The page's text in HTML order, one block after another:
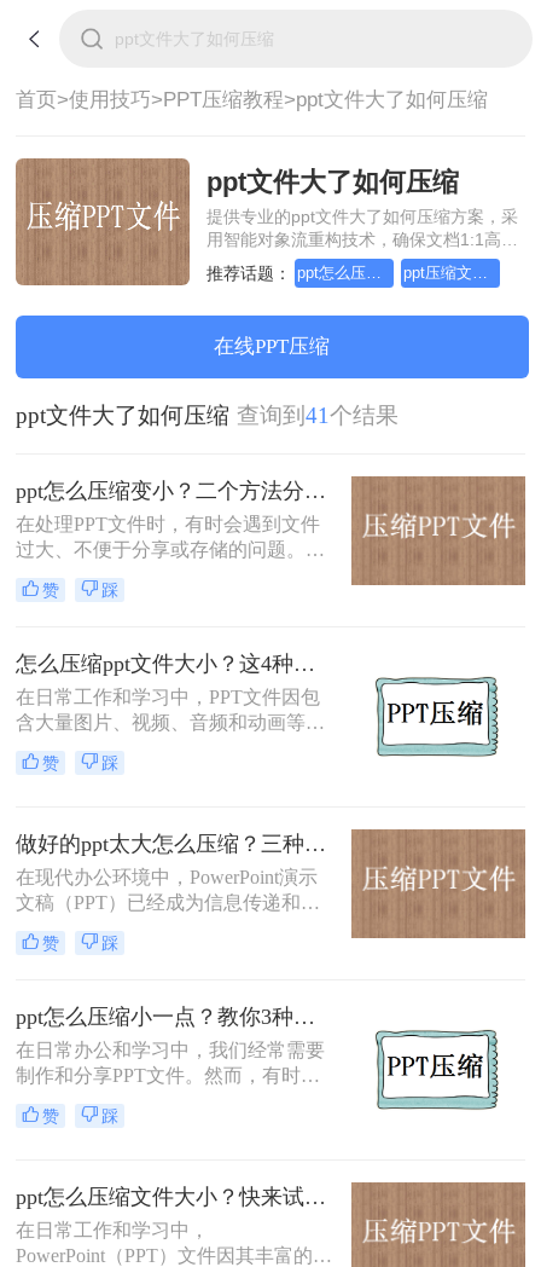
首页>使用技巧>PPT压缩教程>ppt文件大了如何压缩
ppt文件大了如何压缩
提供专业的ppt文件大了如何压缩方案，采
用智能对象流重构技术，确保文档1:1高保
真还原且排版不乱码。支持一键批量处
理，全链路 SSL 加密保障隐私安全。助您
装，高效办公。
推荐话题： ppt怎么压缩变小 ppt压缩文件怎么变小
在线PPT压缩
ppt文件大了如何压缩 查询到41个结果
ppt怎么压缩变小？二个方法分享给你！
在处理PPT文件时，有时会遇到文件
过大、不便于分享或存储的问题。那
么ppt怎么压缩变小呢？本文将介绍两
种实用的PPT压缩方法，帮助您轻松
赞 踩
怎么压缩ppt文件大小？这4种压缩方法可以了解下！
在日常工作和学习中，PPT文件因包
含大量图片、视频、音频和动画等多
媒体元素，往往导致文件体积过大，
这不仅占用存储空间，还会影响文件
存储和传输效率，本文将介绍四种实
用的PPT文件压缩方法。
赞 踩
做好的ppt太大怎么压缩？三种高效压缩方法助你轻松减负!
在现代办公环境中，PowerPoint演示
文稿（PPT）已经成为信息传递和展
示的重要工具。然而，随着多媒体内
容的增加，PPT文件体积往往变得非
率，也增加了存储成本。为了帮助您
解决做好的ppt太大怎么压缩问题，本
文将介绍三种有效的PPT压缩方法。
赞 踩
ppt怎么压缩小一点？教你3种简单实用的压缩方法!
在日常办公和学习中，我们经常需要
制作和分享PPT文件。然而，有时文
件过大可能导致分享或传输不便。为
了解决ppt怎么压缩小一点问题，我们
本文将介绍三种实用的PPT压缩方
法，帮助你轻松实现这一目标。
赞 踩
ppt怎么压缩文件大小？快来试试这3种高效压缩方法！
在日常工作和学习中，
PowerPoint（PPT）文件因其丰富的多